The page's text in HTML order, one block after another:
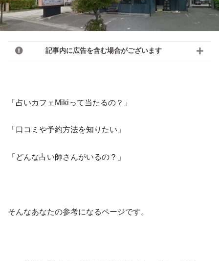
記事内に広告を含む場合がございます
「占いカフェMikiって当たるの？」
「口コミや予約方法を知りたい」
「どんな占い師さんがいるの？」
そんなあなたの参考になるページです。